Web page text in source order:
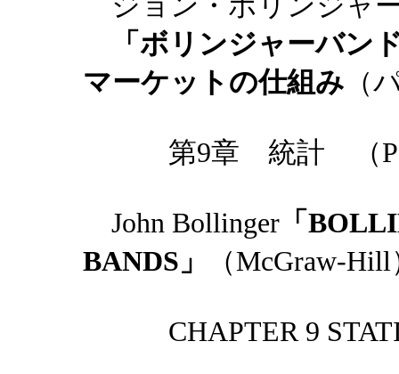
「ボリンジャーバン
マーケットの仕組み （
第9章 統計 （
John Bollinger 「
BANDS」
（McGraw-
CHAPTER 9